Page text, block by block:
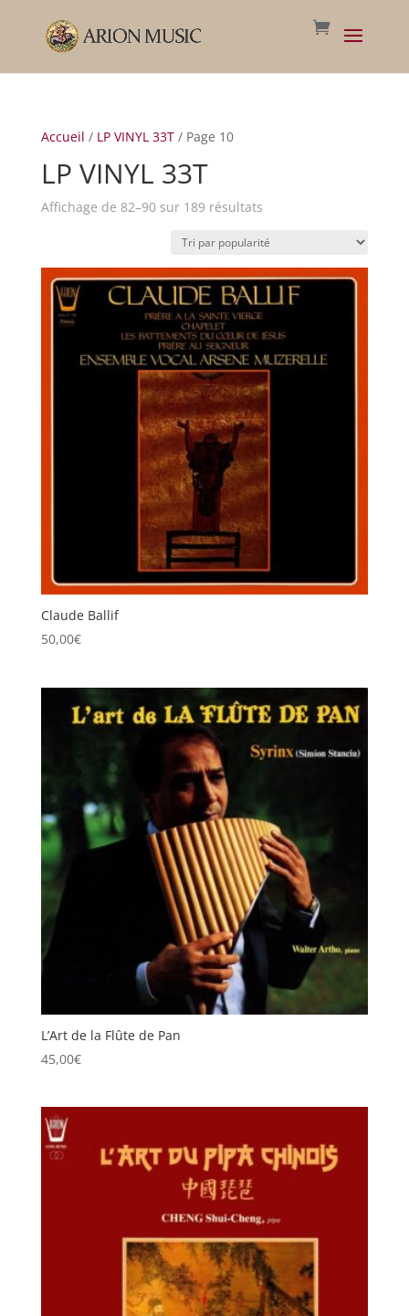
Accueil / LP VINYL 33T/ Page 10
LP VINYL 33T
Affichage de 82–90 sur 189 résultatsTrié
popularité
Claude Ballif
50,00€
L’Art de la Flûte de Pan
45,00€